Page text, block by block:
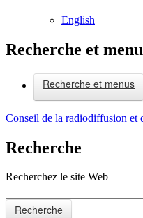
English
Recherche et
Recherche et menus
Conseil de la radiodiffusion et
Recherche
Recherchez le site Web
Recherche